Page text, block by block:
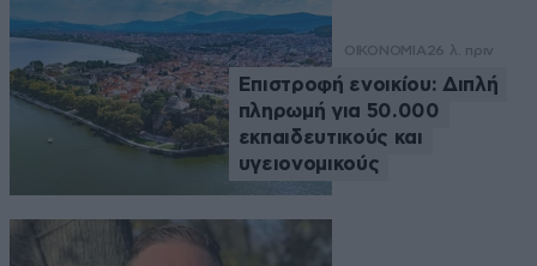
ΟΙΚΟΝΟΜΙΑ26 λ. πριν
Επιστροφή ενοικίου: Διπλή
πληρωμή για 50.000
εκπαιδευτικούς και
υγειονομικούς